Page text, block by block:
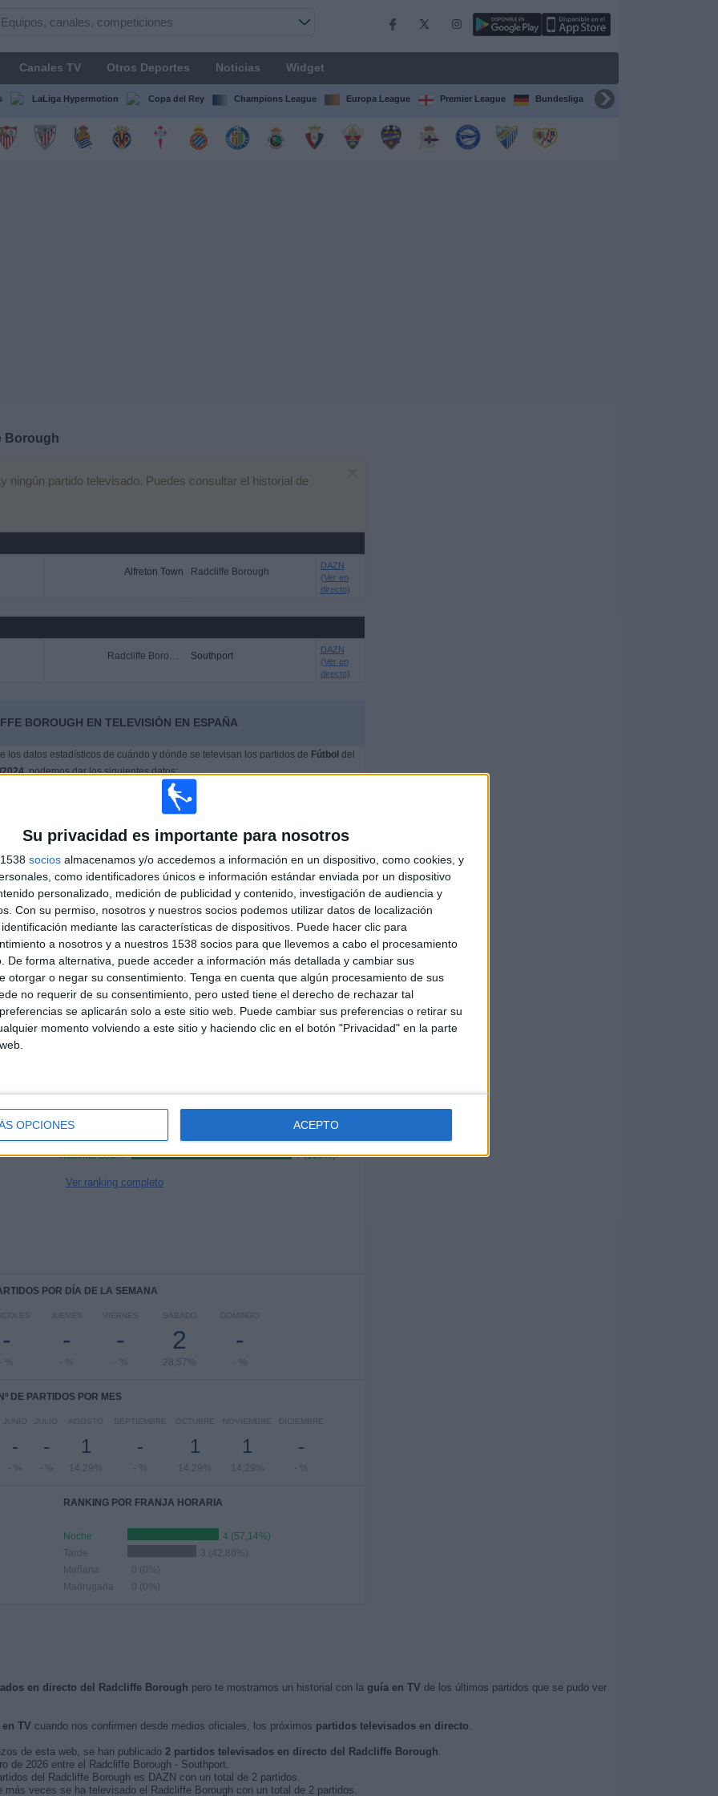
Su privacidad es importante para nosotros
socios almacenamos y/o accedemos a información en un dispositivo, como cookies, y
como identificadores únicos e información estándar enviada por un dispositivo
personalizado, medición de publicidad y contenido, investigación de audiencia y
Con su permiso, nosotros y nuestros socios podemos utilizar datos de localización
mediante las características de dispositivos. Puede hacer clic para
a nosotros y a nuestros 1538 socios para que llevemos a cabo el procesamiento
De forma alternativa, puede acceder a información más detallada y cambiar sus
otorgar o negar su consentimiento. Tenga en cuenta que algún procesamiento de sus
no requerir de su consentimiento, pero usted tiene el derecho de rechazar tal
se aplicarán solo a este sitio web. Puede cambiar sus preferencias o retirar su
momento volviendo a este sitio y haciendo clic en el botón "Privacidad" en la parte
OPCIONES ACEPTO
Canales TV Otros Deportes Noticias Widget
LaLiga Hypermotion Copa del Rey Champions League Europa League Premier League Bundesliga Supercopa de España
Borough
ningún partido televisado. Puedes consultar el historial de
Alfreton Town Radcliffe Borough
DAZN
(Ver en
directo)
Radcliffe Borough Southport
DAZN
(Ver en
directo)
BOROUGH EN TELEVISIÓN EN ESPAÑA
los datos estadísticos de cuándo y dónde se televisan los partidos de Fútbol del
, podemos dar los siguientes datos:
TOTAL
1
CANALES TV
DÍAS
614
SIN PARTIDO
GRATUÍTO
PARTIDOS
7
CONSECUTIVOS
DE PAGO
TOTAL
MÁXIMO
TOTAL
RANKING POR COMPETICIONES
National League North 7 (100%)
Ver ranking completo
POR DÍA DE LA SEMANA
-
- %
JUEVES
-
- %
VIERNES
-
- %
SÁBADO
2
28,57%
DOMINGO
-
- %
Nº DE PARTIDOS POR MES
JUNIO
-
- %
JULIO
-
- %
AGOSTO
1
14,29%
SEPTIEMBRE
-
- %
OCTUBRE
1
14,29%
NOVIEMBRE
1
14,29%
DICIEMBRE
-
- %
RANKING POR FRANJA HORARIA
Noche
4 (57,14%)
Tarde
3 (42,86%)
Mañana
0 (0%)
Madrugada
0 (0%)
en directo del Radcliffe Borough pero te mostramos un historial con la guía en TV de los últimos partidos que se pudo ver
TV cuando nos confirmen desde medios oficiales, los próximos partidos televisados en directo.
de esta web, se han publicado 2 partidos televisados en directo del Radcliffe Borough.
de 2026 entre el Radcliffe Borough - Southport.
del Radcliffe Borough es DAZN con un total de 2 partidos.
veces se ha televisado el Radcliffe Borough con un total de 2 partidos.